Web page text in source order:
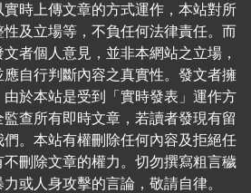
時上傳文章的方式運作，本站對所
及立場等，不負任何法律責任。而
者個人意見，並非本網站之立場，
自行判斷內容之真實性。發文者擁
於本站是受到「實時發表」運作方
查所有即時文章，若讀者發現有留
。本站有權刪除任何內容及拒絕任
刪除文章的權力。切勿撰寫粗言穢
或人身攻擊的言論，敬請自律。